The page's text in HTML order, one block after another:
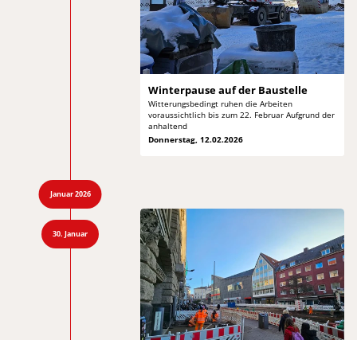
Winterpause aufder Baustelle
Witterungsbedingt ruhen die Arbeiten
voraussichtlich bis zum 22. Februar Aufgrund der
anhaltend
Donnerstag, 12.02.2026
Januar 2026
30. Januar